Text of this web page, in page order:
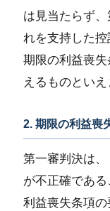
は見当たらず
れを支持した
期限の利益喪
えるものといえ
2. 期限の利益喪
第一審判決は
が不正確であ
利益喪失条項